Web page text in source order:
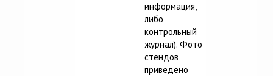
информация,
либо
контрольный
журнал). Фото
стендов
приведено